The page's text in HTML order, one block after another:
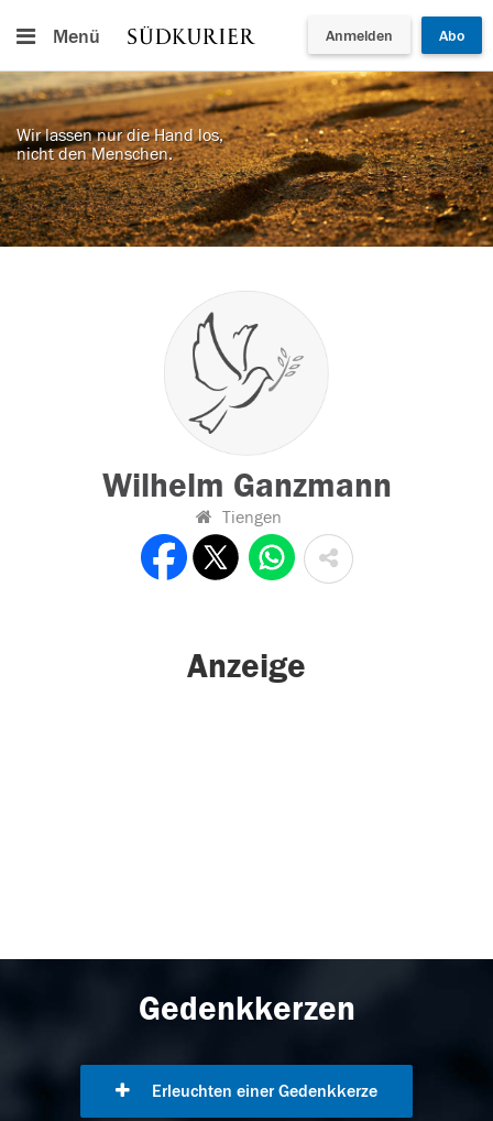
Menü Anmelden Abo
Wir lassen nur die Hand los,
nicht den Menschen.
Wilhelm Ganzmann
Tiengen
Anzeige
Gedenkkerzen
Erleuchten einer Gedenkkerze